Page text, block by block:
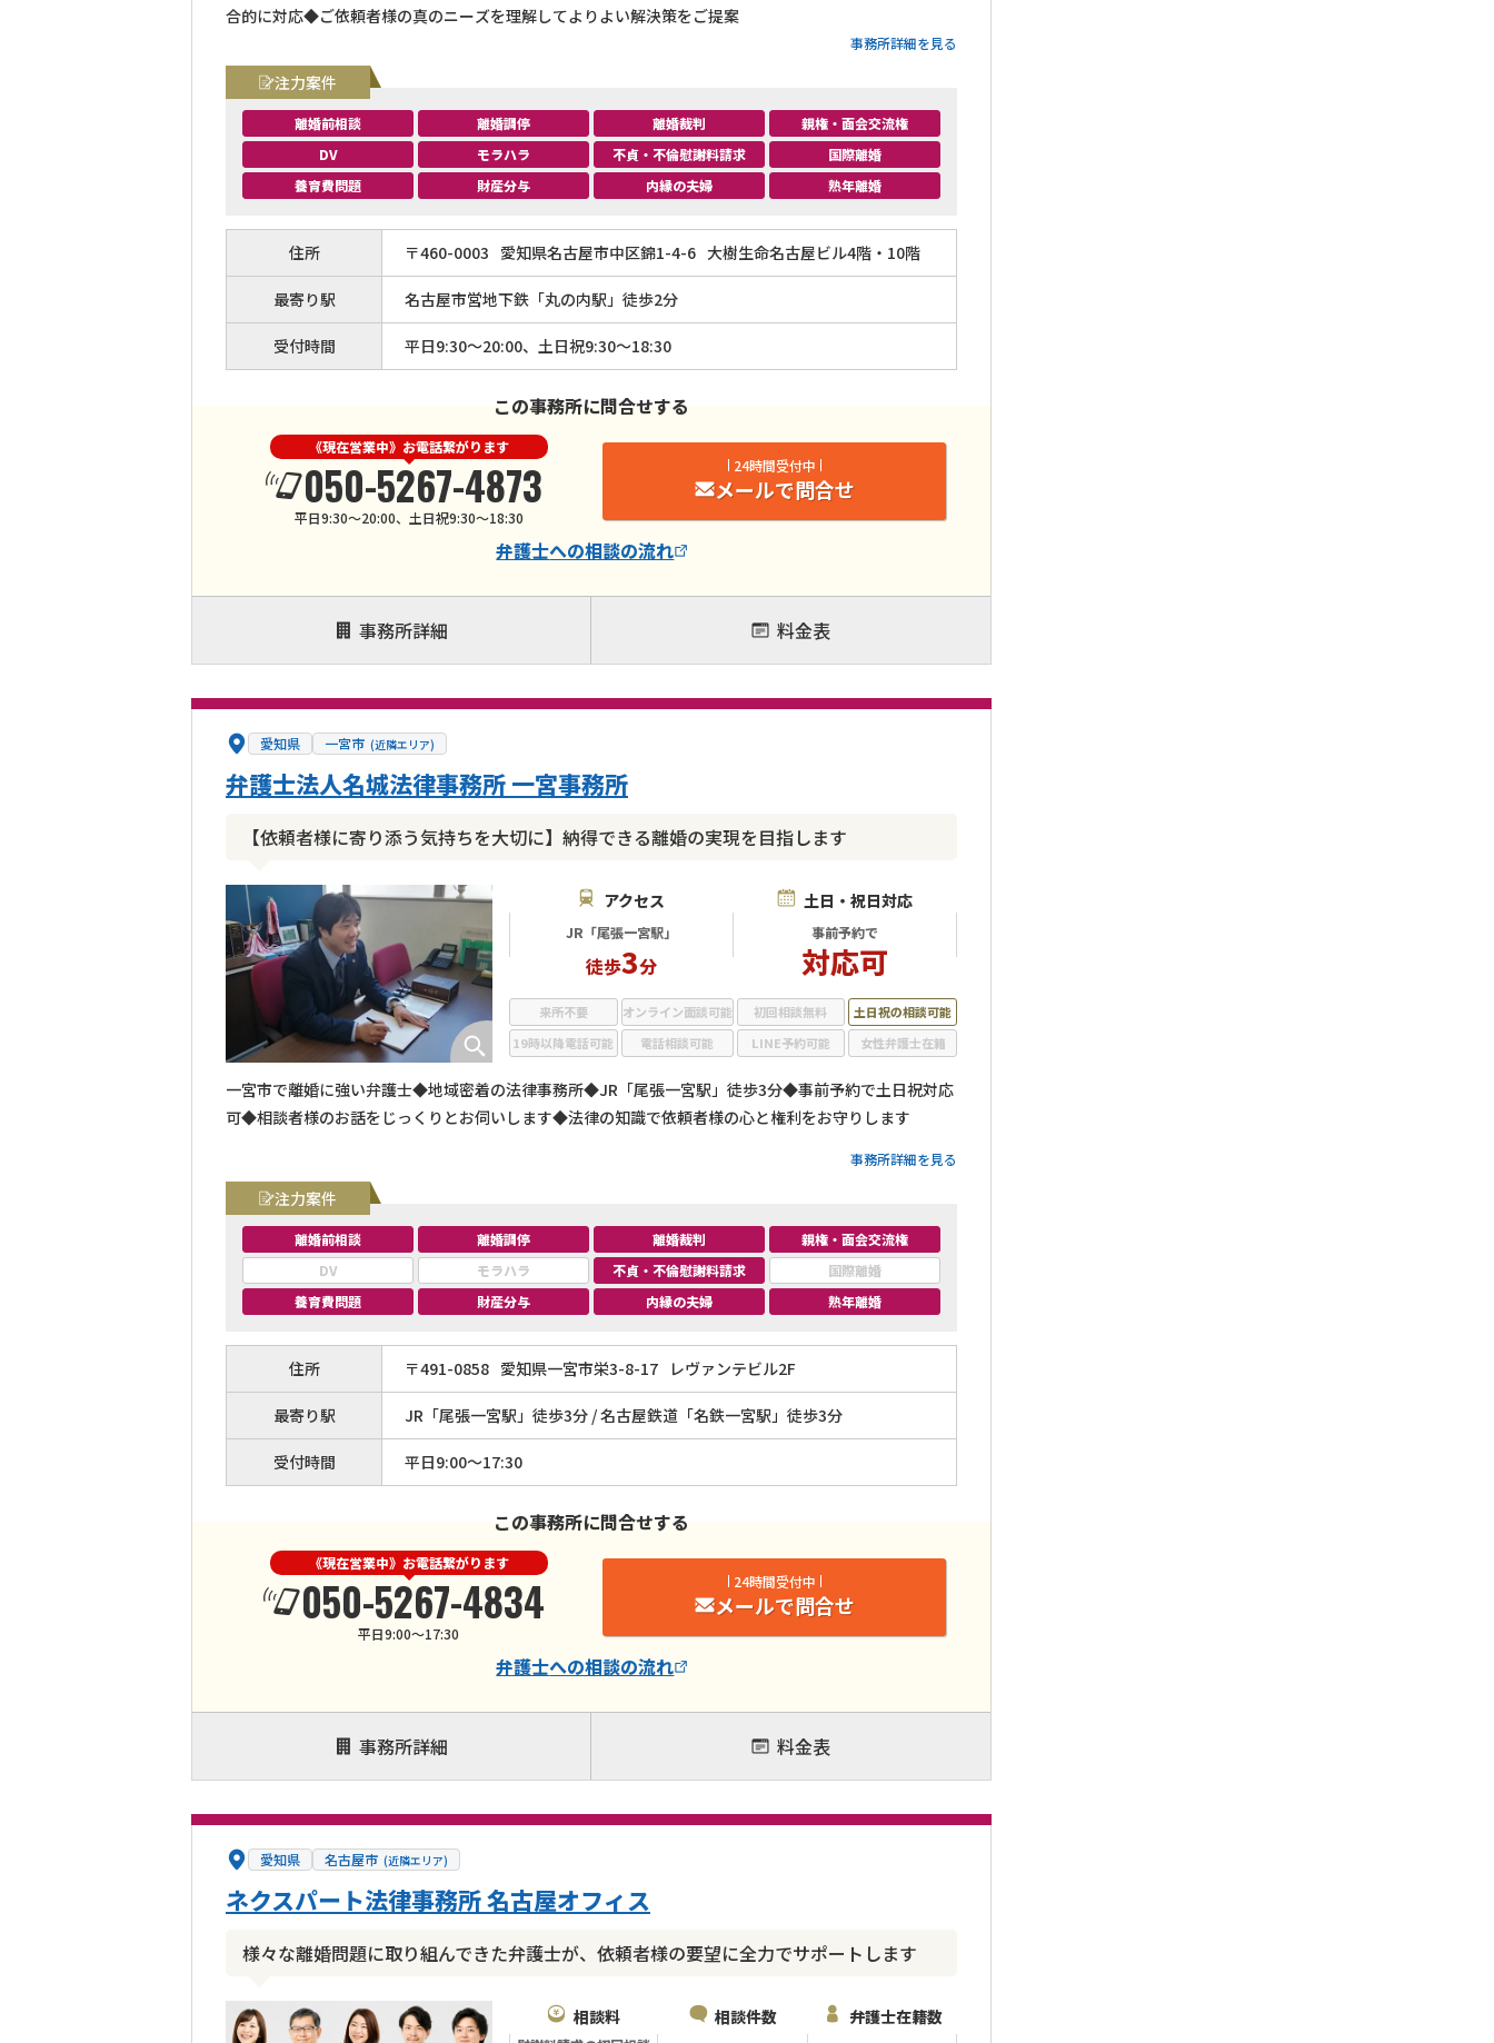
合的に対応◆ご依頼者様の真のニーズを理解してよりよい解決策をご提案
事務所詳細を見る
注力案件
離婚前相談 離婚調停 離婚裁判
親権・面会交流権
DV
モラハラ 不貞・不倫慰謝料請求
国際離婚
養育費問題
財産分与 内縁の夫婦 熟年離婚
住所 〒460-0003 愛知県名古屋市中区錦1-4-6 大樹生命名古屋ビル4階・10階
最寄り駅 名古屋市営地下鉄「丸の内駅」徒歩2分
受付時間 平日9:30～20:00、土日祝9:30～18:30
この事務所に問合せする
《現在営業中》お電話繋がります
050-5267-4873
平日9:30～20:00、土日祝9:30～18:30
24時間受付中
メールで問合せ
弁護士への相談の流れ
事務所詳細 料金表
愛知県 一宮市 (近隣エリア)
【依頼者様に寄り添う気持ちを大切に】納得できる離婚の実現を目指します
弁護士法人名城法律事務所 一宮事務所
アクセス
JR「尾張一宮駅」
徒歩3分
土日・祝日対応
事前予約で
対応可
一宮市で離婚に強い弁護士◆地域密着の法律事務所◆JR「尾張一宮駅」徒歩3分◆事前予約で土日祝対応
可◆相談者様のお話をじっくりとお伺いします◆法律の知識で依頼者様の心と権利をお守りします
事務所詳細を見る
来所不要 オンライン面談可能 初回相談無料
土日祝の相談可能
19時以降電話可能
電話相談可能 LINE予約可能 女性弁護士在籍
注力案件
離婚前相談 離婚調停 離婚裁判
親権・面会交流権
DV
モラハラ 不貞・不倫慰謝料請求
国際離婚
養育費問題
財産分与 内縁の夫婦 熟年離婚
住所 〒491-0858 愛知県一宮市栄3-8-17 レヴァンテビル2F
最寄り駅 JR「尾張一宮駅」徒歩3分 / 名古屋鉄道「名鉄一宮駅」徒歩3分
受付時間 平日9:00〜17:30
この事務所に問合せする
《現在営業中》お電話繋がります
050-5267-4834
平日9:00〜17:30
24時間受付中
メールで問合せ
弁護士への相談の流れ
事務所詳細 料金表
愛知県 名古屋市 (近隣エリア)
様々な離婚問題に取り組んできた弁護士が、依頼者様の要望に全力でサポートします
ネクスパート法律事務所 名古屋オフィス
相談料 相談件数 弁護士在籍数